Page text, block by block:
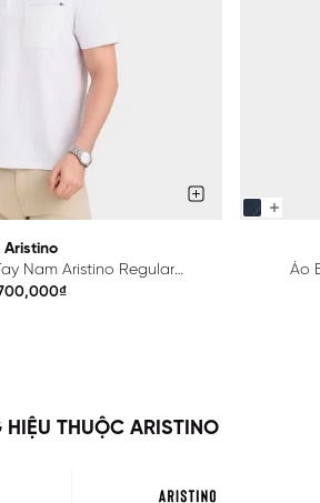
Aristino
Nam Aristino Regular
Áo
THUỘC ARISTINO